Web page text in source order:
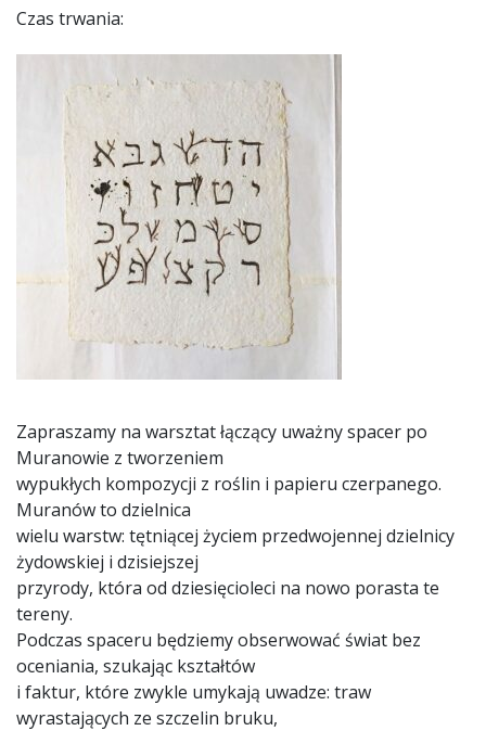
Czas trwania:
Zapraszamy na warsztat łączący uważny spacer po
Muranowie z tworzeniem
wypukłych kompozycji z roślin i papieru czerpanego.
Muranów to dzielnica
wielu warstw: tętniącej życiem przedwojennej dzielnicy
żydowskiej i dzisiejszej
przyrody, która od dziesięcioleci na nowo porasta te
tereny.
Podczas spaceru będziemy obserwować świat bez
oceniania, szukając kształtów
i faktur, które zwykle umykają uwadze: traw
wyrastających ze szczelin bruku,